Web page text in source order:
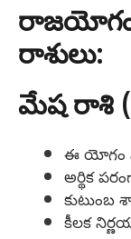
రాజయోగం
రాశులు:
మేష రాశి
ఈ యోగం
అర్థిక
కుటుంబ
కీలక